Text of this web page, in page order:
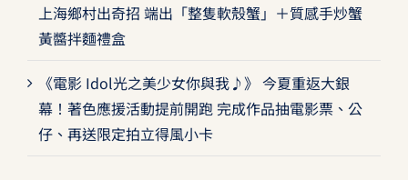
上海鄉村出奇招 端出「整隻軟殼蟹」＋質感手炒蟹
黃醬拌麵禮盒
《電影 Idol光之美少女你與我♪》 今夏重返大銀
幕！著色應援活動提前開跑 完成作品抽電影票、公
仔、再送限定拍立得風小卡